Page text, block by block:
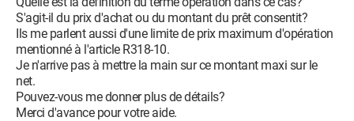
S'agit-il du prix d'achat ou du montant du prêt consentit?
Ils me parlent aussi d'une limite de prix maximum d'opération
mentionné à l'article R318-10.
Je n'arrive pas à mettre la main sur ce montant maxi sur le
net.
Pouvez-vous me donner plus de détails?
Merci d'avance pour votre aide.